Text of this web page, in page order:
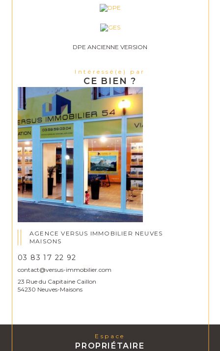
DPE ANCIENNE VERSION
Intéressé(e) par
CE BIEN ?
AGENCE VERSUS IMMOBILIER NEUVES
MAISONS
03 83 17 22 92
contact@versus-immobilier.com
23 Rue du Capitaine Caillon
54230 Neuves-Maisons
Espace
PROPRIÉTAIRE